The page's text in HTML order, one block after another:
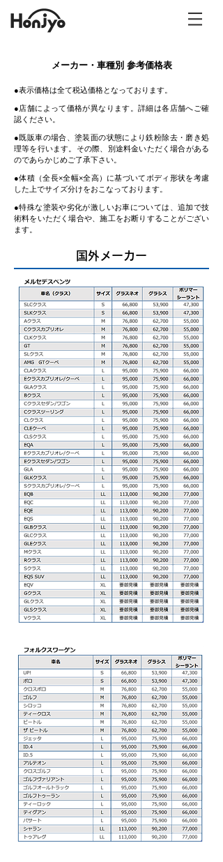
メーカー・車種別 参考価格表
●表示価格は全て税込価格となっております。
●店舗によって価格が異なります。詳細は各店舗へご確
認ください。
●既販車の場合、塗装面の状態により鉄粉除去・磨き処
理等を行います。その際、別途料金いただく場合がある
のであらかじめご了承下さい。
●体積（全長×全幅×全高）に基づいてボディ形状を考慮
した上でサイズ分けをおこなっております。
●特殊な塗装や劣化が激しいお車については、追加で技
術料をいただく場合や、施工をお断りすることがござい
ます。
国外メーカー